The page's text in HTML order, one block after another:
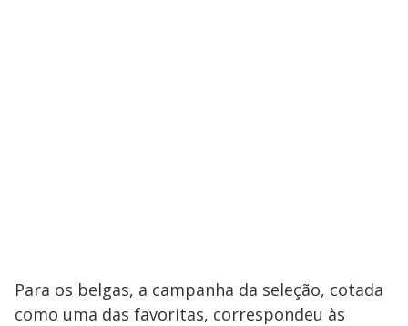
Para os belgas, a campanha da seleção, cotada
como uma das favoritas, correspondeu às